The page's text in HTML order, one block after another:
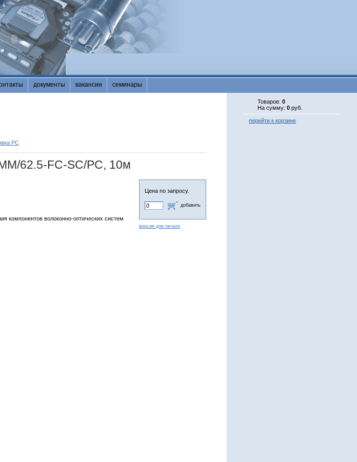
документы вакансии семинары
PC
62.5-FC-SС/PC, 10м
Цена по запросу.
добавить
версия для печати
компонентов волоконно-оптических систем
Товаров: 0
На сумму: 0 руб.
перейти к корзине